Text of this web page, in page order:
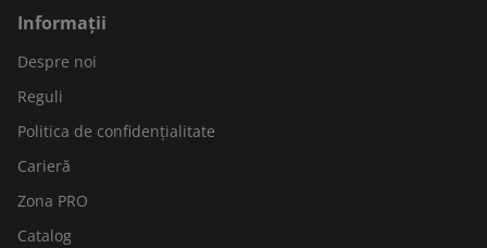
Informații
Despre noi
Reguli
Politica de confidențialitate
Carieră
Zona PRO
Catalog